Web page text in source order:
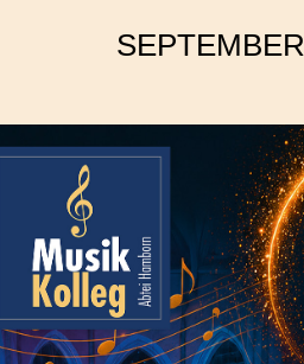
SEPTEMBER